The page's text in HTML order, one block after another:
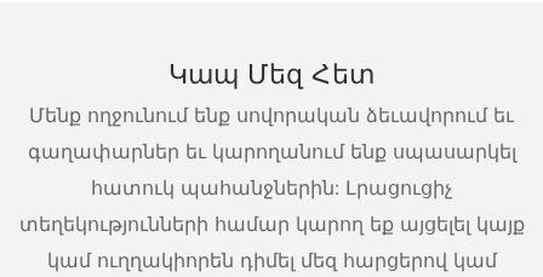
Կապ Մեզ Հետ
Մենք ողջունում ենք սովորական ձեւավորում եւ
գաղափարներ եւ կարողանում ենք սպասարկել
հատուկ պահանջներին: Լրացուցիչ
տեղեկությունների համար կարող եք այցելել կայք
կամ ուղղակիորեն դիմել մեզ հարցերով կամ